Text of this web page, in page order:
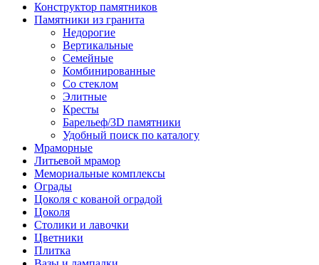
Конструктор памятников
Памятники из гранита
Недорогие
Вертикальные
Семейные
Комбинированные
Со стеклом
Элитные
Кресты
Барельеф/3D памятники
Удобный поиск по каталогу
Мраморные
Литьевой мрамор
Мемориальные комплексы
Ограды
Цоколя с кованой оградой
Цоколя
Столики и лавочки
Цветники
Плитка